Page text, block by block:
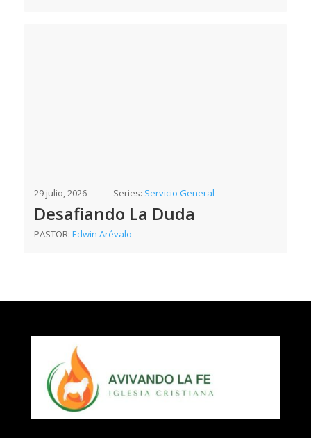
29 julio, 2026 Series: Servicio General
Desafiando La Duda
PASTOR:Edwin Arévalo